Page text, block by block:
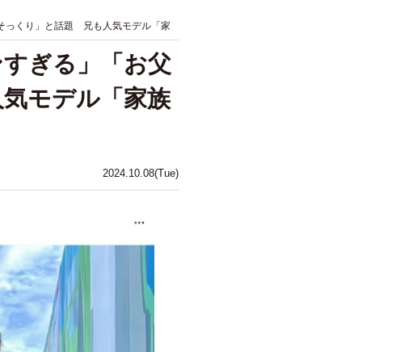
っくり」と話題 兄も人気モデル「家
2024.10.08(Tue)
ぎる」「お父
モデル「家族